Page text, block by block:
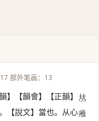
部外笔画：13
】【韻會】【正韻】 𠀤
【說文】當也。从心𤸰